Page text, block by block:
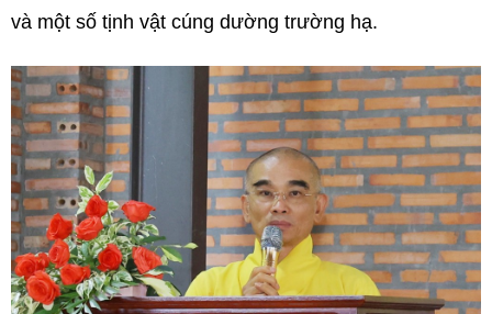
và một số tịnh vật cúng dường trường hạ.